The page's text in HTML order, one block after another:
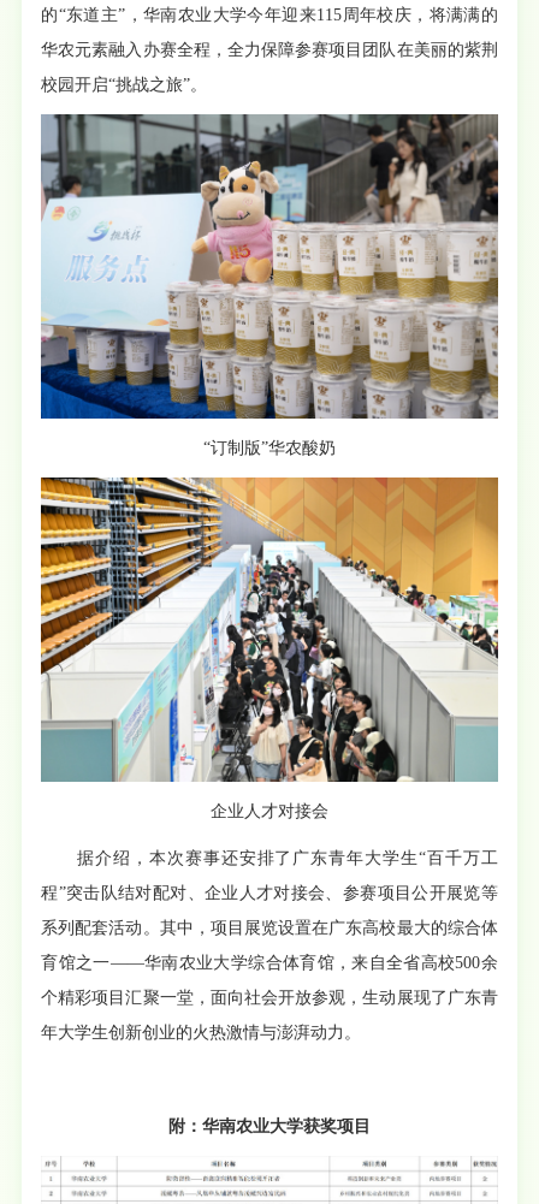
的“东道主”，华南农业大学今年迎来115周年校庆，将满满的
华农元素融入办赛全程，全力保障参赛项目团队在美丽的紫荆
校园开启“挑战之旅”。
“订制版”华农酸奶
企业人才对接会
据介绍，本次赛事还安排了广东青年大学生“百千万工
程”突击队结对配对、企业人才对接会、参赛项目公开展览等
系列配套活动。其中，项目展览设置在广东高校最大的综合体
育馆之一——华南农业大学综合体育馆，来自全省高校500余
个精彩项目汇聚一堂，面向社会开放参观，生动展现了广东青
年大学生创新创业的火热激情与澎湃动力。
附：华南农业大学获奖项目